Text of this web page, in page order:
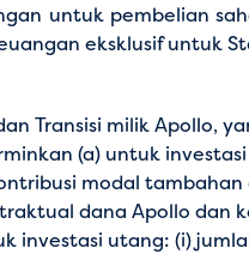
untuk pembelian
eksklusif untuk
Transisi milik Apollo,
(a) untuk
modal tambahan
dana Apollo dan
investasi utang: (i)